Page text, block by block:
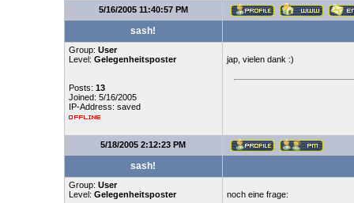
5/16/2005 11:40:57 PM
sash!
Group: User
Level: Gelegenheitsposter
Posts: 13
Joined: 5/16/2005
IP-Address: saved
jap, vielen dank :)
5/18/2005 2:12:23 PM
sash!
Group: User
Level: Gelegenheitsposter
noch eine frage: